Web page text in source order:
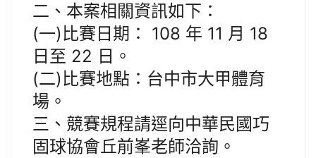
二、本案相關資訊如下：
(一)比賽日期： 108 年 11 月 18
日至 22 日。
(二)比賽地點：台中市大甲體育
場。
三、競賽規程請逕向中華民國巧
固球協會丘前峯老師洽詢。